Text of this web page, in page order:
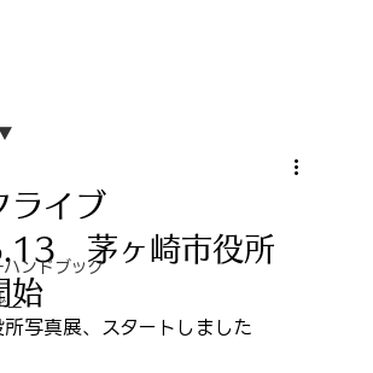
ンドブック
ー
ライブ
茅ヶ崎市役所
始
写真展、スタートしました